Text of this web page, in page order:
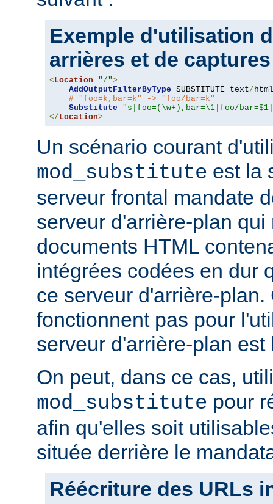
Exemple d'utilisation
arrières et de captures
< Location "/">
AddOutputFilterByType SUBSTITUTE text/ html
# "foo=k,bar=k" -> "foo/bar=k"
Substitute
"s|foo=(\w+),bar=\1|foo/
</ Location>
Un scénario courant
mod_substitute est la
serveur frontal mandate
serveur d'arrière-plan qui
documents HTML
intégrées codées en dur
ce serveur d'arrière-
fonctionnent pas pour
serveur d'arrière-plan est
On peut, dans ce cas,
mod_substitute pour
afin qu'elles soit
située derrière le
Réécriture des URLs